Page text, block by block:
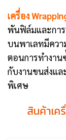
เครื่อง
พันฟิล์มและการ
บนพาเลทมีคว
ตอนการทำงาน
กับงานขนส่งแ
พิเศษ
สินค้าเค